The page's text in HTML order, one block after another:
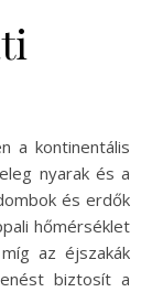
a kontinentális
nyarak és a
és erdők
hőmérséklet
az éjszakák
biztosít a